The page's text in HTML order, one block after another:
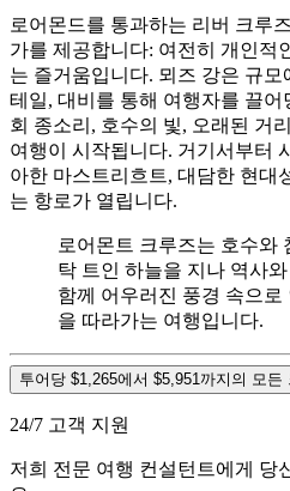
로어몬드를 통과하는 리버 크루
가를 제공합니다: 여전히 개인적
는 즐거움입니다. 뫼즈 강은 규모
테일, 대비를 통해 여행자를 끌
회 종소리, 호수의 빛, 오래된 거
여행이 시작됩니다. 거기서부터
아한 마스트리흐트, 대담한 현대
는 항로가 열립니다.
로어몬트 크루즈는 호수와
탁 트인 하늘을 지나 역사
함께 어우러진 풍경 속으
을 따라가는 여행입니다.
투어당 $1,265에서 $5,951까지의 모든
24/7 고객 지원
저희 전문 여행 컨설턴트에게 당